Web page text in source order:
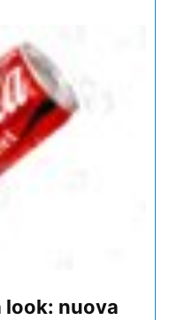
look: nuova